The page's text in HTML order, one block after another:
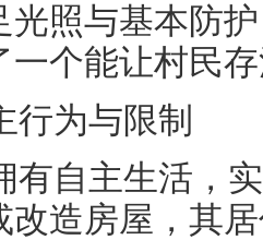
光照与基本防
一个能让村民
行为与限制
有自主生活，
改造房屋，其